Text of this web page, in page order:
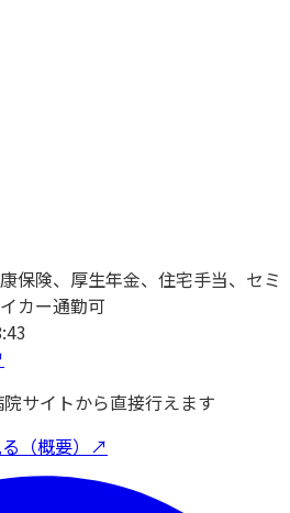
保険、厚生年金、住宅手当、セミ
カー通勤可
サイトから直接行えます
（概要）↗